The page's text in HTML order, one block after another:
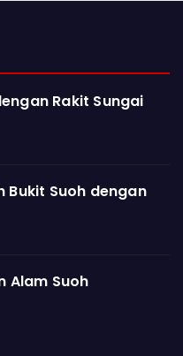
Rakit Sungai
Bukit Suoh dengan
Alam Suoh